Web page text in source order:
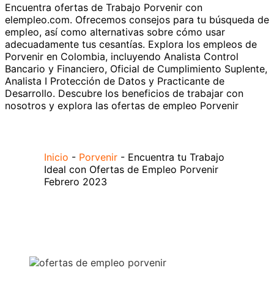
Encuentra ofertas de Trabajo Porvenir con
elempleo.com. Ofrecemos consejos para tu búsqueda de
empleo, así como alternativas sobre cómo usar
adecuadamente tus cesantías. Explora los empleos de
Porvenir en Colombia, incluyendo Analista Control
Bancario y Financiero, Oficial de Cumplimiento Suplente,
Analista I Protección de Datos y Practicante de
Desarrollo. Descubre los beneficios de trabajar con
nosotros y explora las ofertas de empleo Porvenir
Inicio - Porvenir - Encuentra tu Trabajo
Ideal con Ofertas de Empleo Porvenir
Febrero 2023